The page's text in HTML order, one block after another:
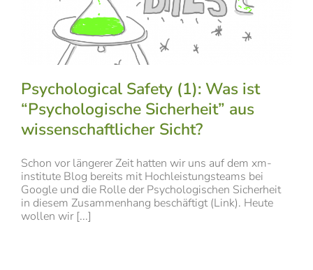
Psychological Safety (1): Was ist
“Psychologische Sicherheit” aus
wissenschaftlicher Sicht?
Schon vor längerer Zeit hatten wir uns auf dem xm-
institute Blog bereits mit Hochleistungsteams bei
Google und die Rolle der Psychologischen Sicherheit
in diesem Zusammenhang beschäftigt (Link). Heute
wollen wir [...]